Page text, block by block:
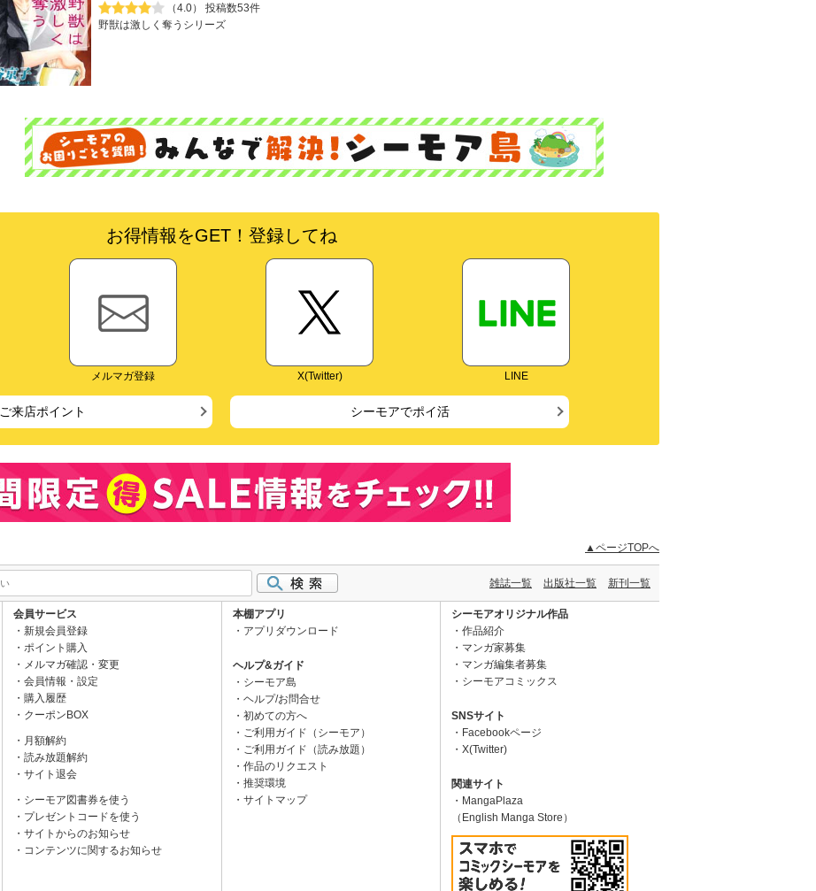
（4.0） 投稿数53件
野獣は激しく奪うシリーズ
お得情報をGET！登録してね
メルマガ登録 X(Twitter) LINE
ご来店ポイント シーモアでポイ活
▲ページTOPへ
雑誌一覧 出版社一覧 新刊一覧
会員サービス
新規会員登録
ポイント購入
メルマガ確認・変更
会員情報・設定
購入履歴
クーポンBOX
月額解約
読み放題解約
サイト退会
シーモア図書券を使う
プレゼントコードを使う
サイトからのお知らせ
コンテンツに関するお知らせ
本棚アプリ
アプリダウンロード
ヘルプ&ガイド
シーモア島
ヘルプ/お問合せ
初めての方へ
ご利用ガイド（シーモア）
ご利用ガイド（読み放題）
作品のリクエスト
推奨環境
サイトマップ
シーモアオリジナル作品
作品紹介
マンガ家募集
マンガ編集者募集
シーモアコミックス
SNSサイト
Facebookページ
X(Twitter)
関連サイト
MangaPlaza
（English Manga Store）